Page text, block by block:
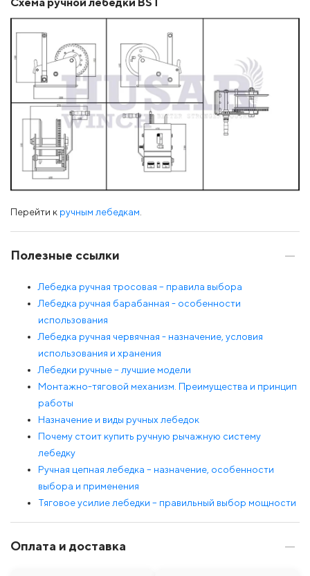
Перейти к ручным лебедкам.
Полезные ссылки
Лебедка ручная тросовая – правила выбора
Лебедка ручная барабанная - особенности
использования
Лебедка ручная червячная - назначение, условия
использования и хранения
Лебедки ручные – лучшие модели
Монтажно-тяговой механизм. Преимущества и принцип
работы
Назначение и виды ручных лебедок
Почему стоит купить ручную рычажную систему
лебедку
Ручная цепная лебедка – назначение, особенности
выбора и применения
Тяговое усилие лебедки – правильный выбор мощности
Оплата и доставка